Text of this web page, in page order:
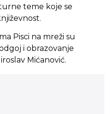
teme koje se
Pisci na mreži su
i obrazovanje
Mićanović.